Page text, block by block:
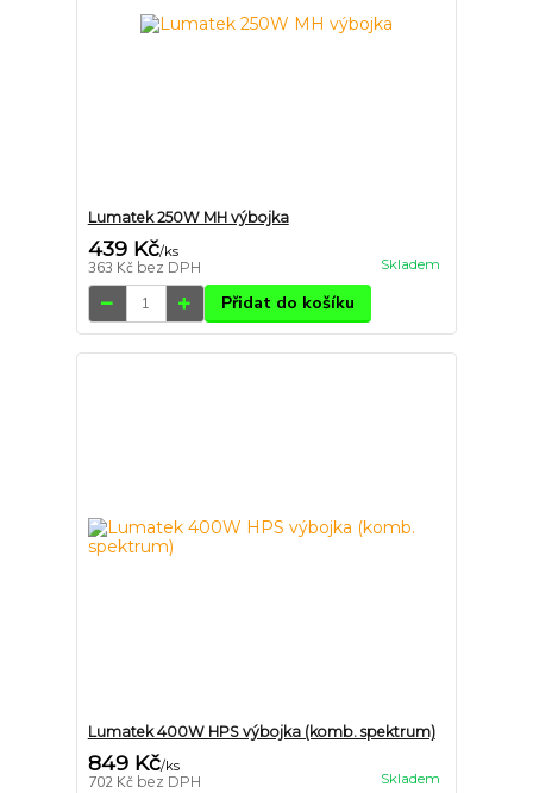
Lumatek 250W MH výbojka
439 Kč/ks
363 Kč bez DPH Skladem
Přidat do košíku
Lumatek 400W HPS výbojka (komb. spektrum)
849 Kč/ks
702 Kč bez DPH Skladem